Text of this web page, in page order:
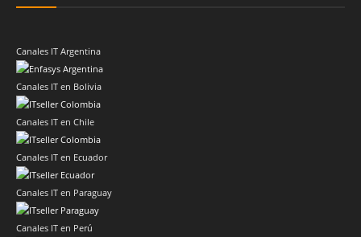
Canales IT Argentina
Canales IT en Bolivia
Canales IT en Chile
Canales IT en Ecuador
Canales IT en Paraguay
Canales IT en Perú